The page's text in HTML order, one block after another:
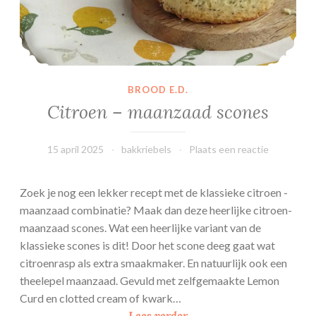
c
a
k
e
BROOD E.D.
Citroen – maanzaad scones
15 april 2025 bakkriebels Plaats een reactie
Zoek je nog een lekker recept met de klassieke citroen -
maanzaad combinatie? Maak dan deze heerlijke citroen-
maanzaad scones. Wat een heerlijke variant van de
klassieke scones is dit! Door het scone deeg gaat wat
citroenrasp als extra smaakmaker. En natuurlijk ook een
theelepel maanzaad. Gevuld met zelfgemaakte Lemon
Curd en clotted cream of kwark…